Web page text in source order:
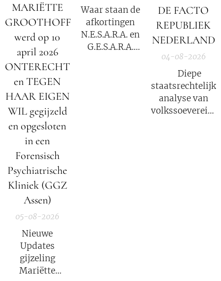
MARIËTTE
GROOTHOFF
werd op 10
april 2026
ONTERECHT
en TEGEN
HAAR EIGEN
WIL gegijzeld
en opgesloten
in een
Forensisch
Psychiatrische
Kliniek (GGZ
Assen)
05-08-2026
Nieuwe
Updates
gijzeling
Mariëtte
Waar staan de
afkortingen
N.E.S.A.R.A. en
G.E.S.A.R.A.
DE FACTO
REPUBLIEK
NEDERLAND
04-08-2026
⚖️ Diepe
staatsrechtelijke
analyse van